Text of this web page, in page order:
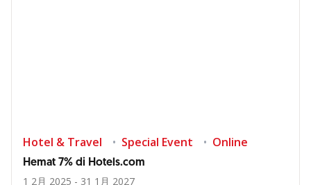
Hotel & Travel Special Event Online
Hemat 7% di Hotels.com
1 2月 2025 - 31 1月 2027